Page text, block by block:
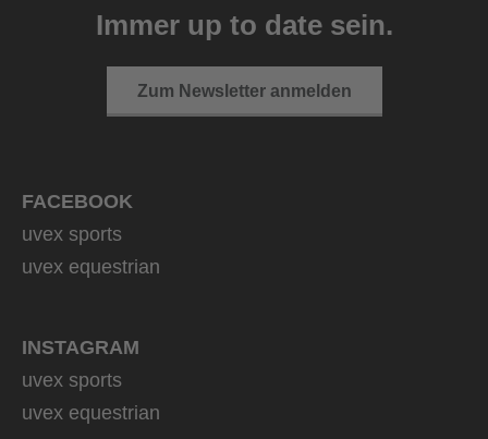
1 FarbvariantenImmer up to date sein.
Zum Newsletter anmelden
FACEBOOK
uvex sports
uvex equestrian
INSTAGRAM
uvex sports
uvex equestrian